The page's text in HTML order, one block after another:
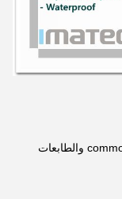
العمل على كل سطح المكتب النافثة للحبر commom والطابعات